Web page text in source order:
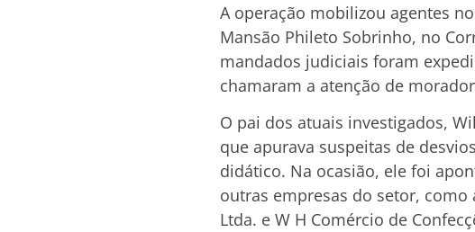
A operação mobilizou agentes
Mansão Phileto Sobrinho, no
mandados judiciais foram
chamaram a atenção de
O pai dos atuais investigados,
que apurava suspeitas de
didático. Na ocasião, ele foi
outras empresas do setor, como
Ltda. e W H Comércio de